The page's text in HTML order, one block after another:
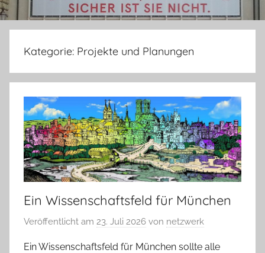
Kategorie: Projekte und Planungen
Ein Wissenschaftsfeld für München
Veröffentlicht am 23. Juli 2026 von netzwerk
Ein Wissenschaftsfeld für München sollte alle